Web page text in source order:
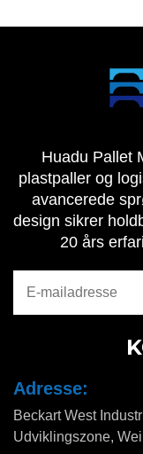
Huadu Pallet
plastpaller og
avancerede
design sikrer
20 års
Adresse:
Beckart West
Udviklingszone,